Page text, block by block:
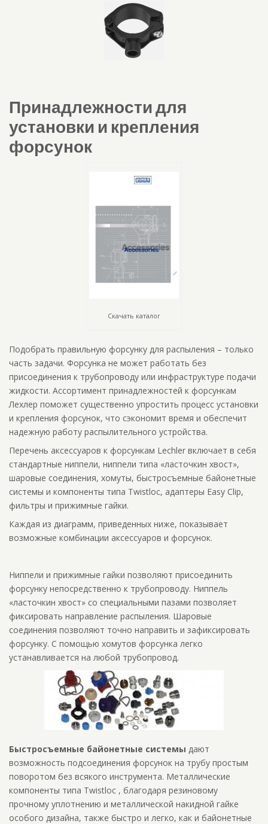
Принадлежности для
установки и крепления
форсунок
Скачать каталог
Подобрать правильную форсунку для распыления – только
часть задачи. Форсунка не может работать без
присоединения к трубопроводу или инфраструктуре подачи
жидкости. Ассортимент принадлежностей к форсункам
Лехлер поможет существенно упростить процесс установки
и крепления форсунок, что сэкономит время и обеспечит
надежную работу распылительного устройства.
Перечень аксессуаров к форсункам Lechler включает в себя
стандартные ниппели, ниппели типа «ласточкин хвост»,
шаровые соединения, хомуты, быстросъемные байонетные
системы и компоненты типа Twistloc, адаптеры Easy Clip,
фильтры и прижимные гайки.
Каждая из диаграмм, приведенных ниже, показывает
возможные комбинации аксессуаров и форсунок.
Ниппели и прижимные гайки позволяют присоединить
форсунку непосредственно к трубопроводу. Ниппель
«ласточкин хвост» со специальными пазами позволяет
фиксировать направление распыления. Шаровые
соединения позволяют точно направить и зафиксировать
форсунку. С помощью хомутов форсунка легко
устанавливается на любой трубопровод.
Быстросъемные байонетные системы дают
возможность подсоединения форсунок на трубу простым
поворотом без всякого инструмента. Металлические
компоненты типа Twistloc , благодаря резиновому
прочному уплотнению и металлической накидной гайке
особого дизайна, также быстро и легко, как и байонетные